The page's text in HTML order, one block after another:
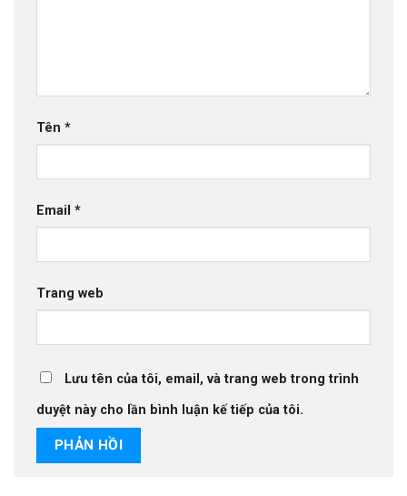
Tên *
Email *
Trang web
Lưu tên của tôi, email, và trang web trong trình
duyệt này cho lần bình luận kế tiếp của tôi.